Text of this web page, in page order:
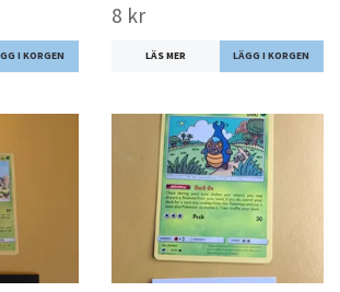
8 kr
LÄS MER